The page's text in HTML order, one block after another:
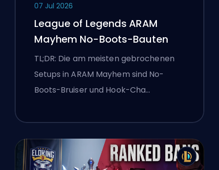
07 Jul 2026
League of Legends ARAM
Mayhem No-Boots-Bauten
TL;DR: Die am meisten gebrochenen
Setups in ARAM Mayhem sind No-
Boots-Bruiser und Hook-Cha…